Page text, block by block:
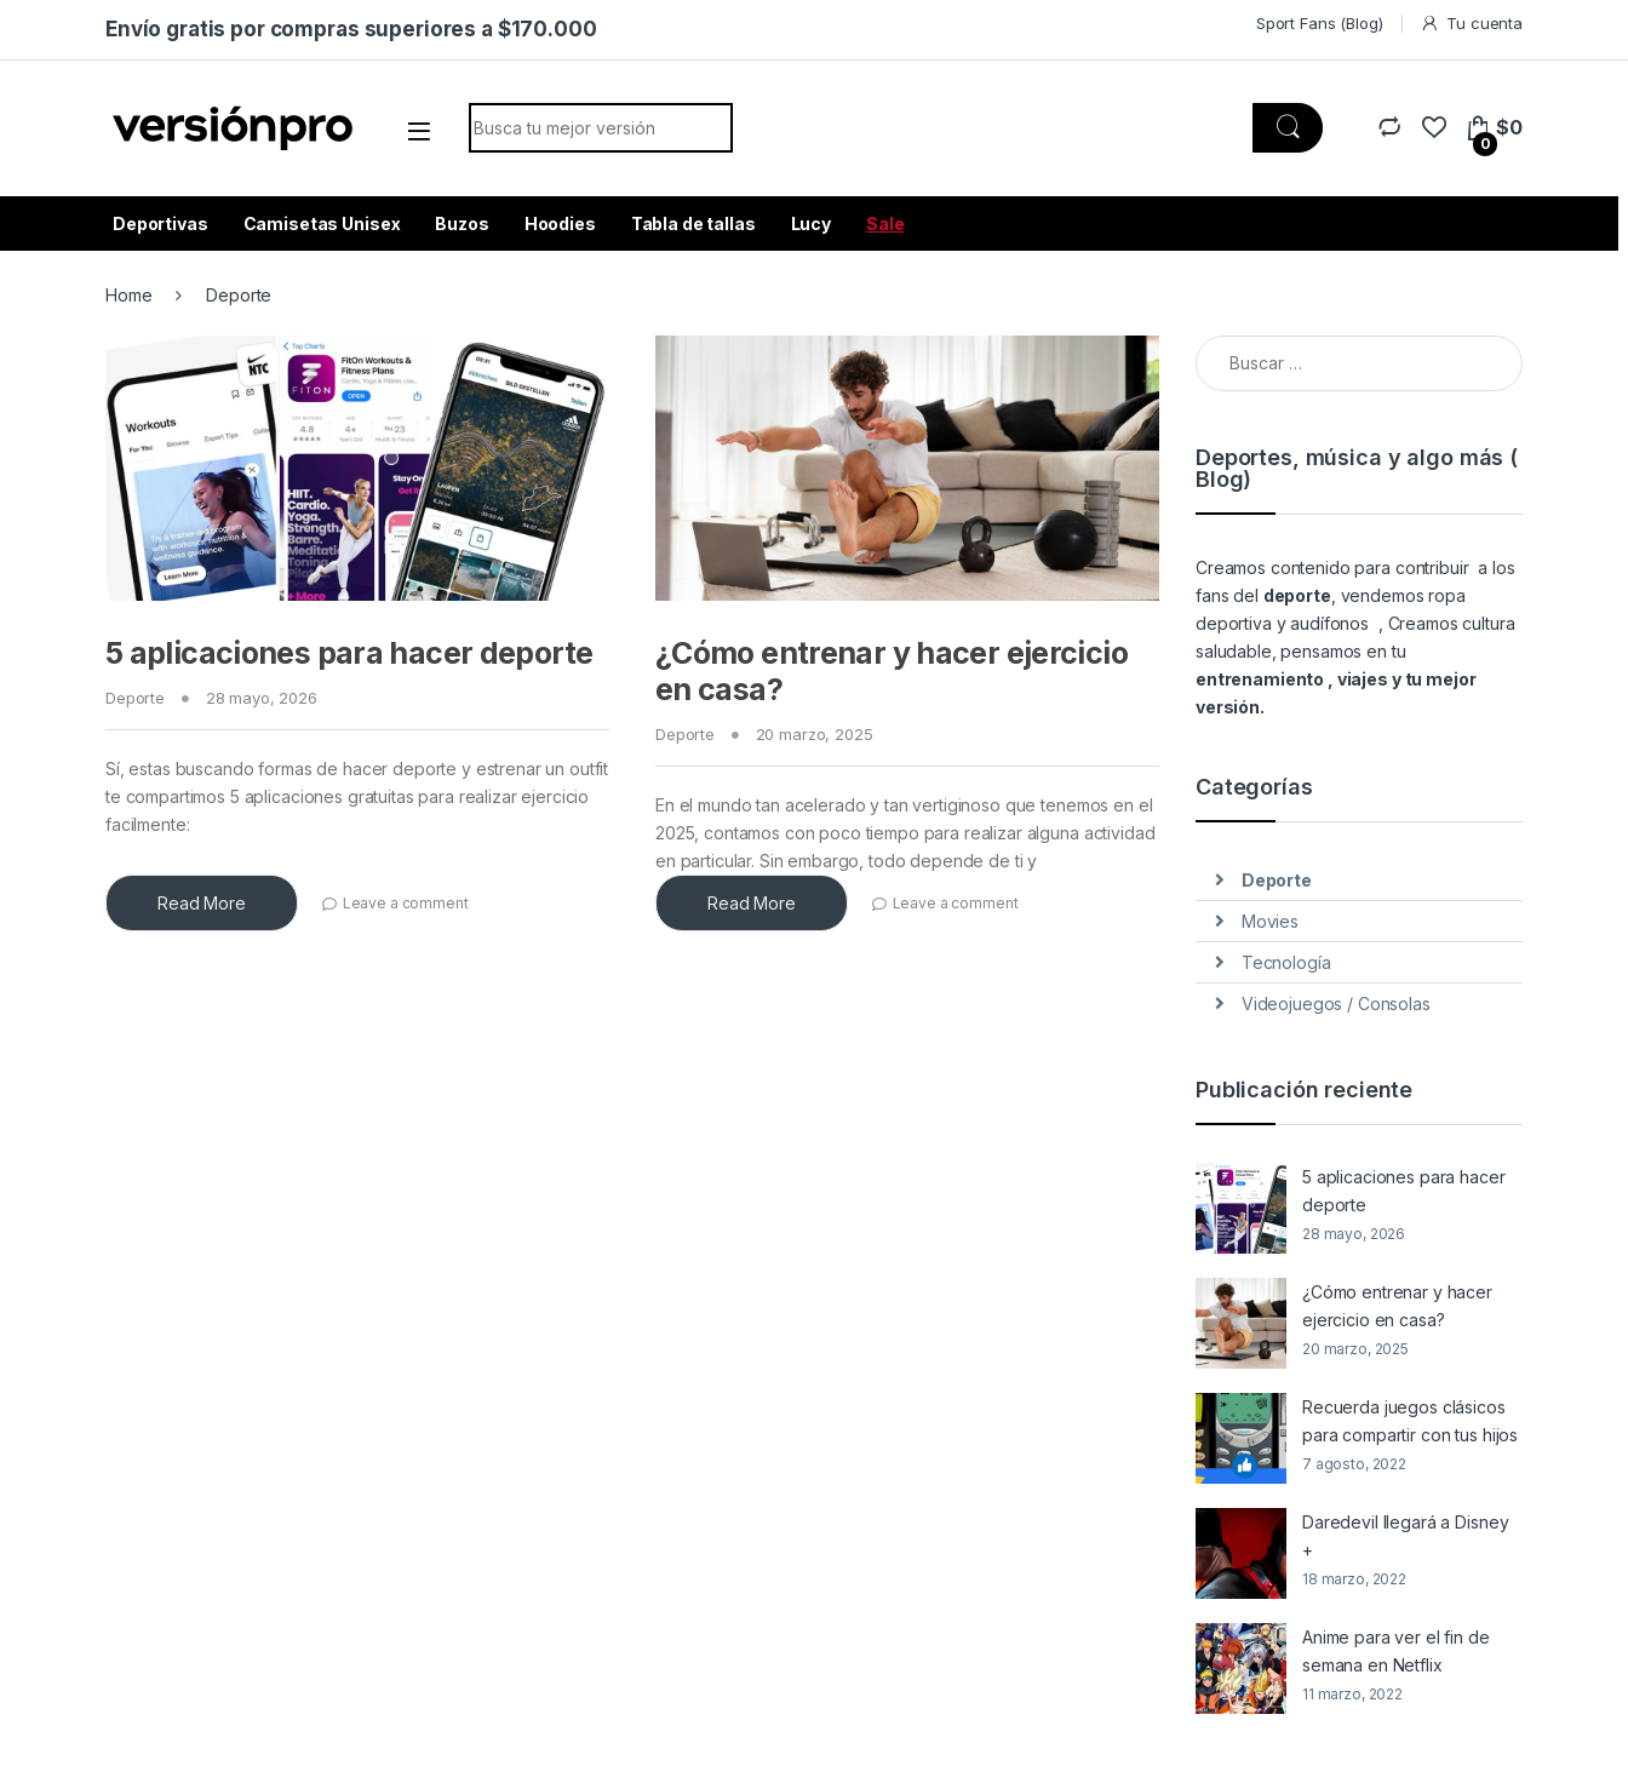
Envío gratis por compras superiores a $170.000 Sport Fans (Blog) Tu cuenta
Search for:
0
$0
Deportivas Camisetas Unisex Buzos Hoodies Tabla de tallas Lucy Sale
Home Deporte
5 aplicaciones para hacer deporte
Deporte 28 mayo, 2026
Sí, estas buscando formas de hacer deporte y estrenar un outfit
te compartimos 5 aplicaciones gratuitas para realizar ejercicio
facilmente:
Read More Leave a comment
¿Cómo entrenar y hacer ejercicio
en casa?
Deporte 20 marzo, 2025
En el mundo tan acelerado y tan vertiginoso que tenemos en el
2025, contamos con poco tiempo para realizar alguna actividad
en particular. Sin embargo, todo depende de ti y
Read More Leave a comment
Buscar:
Deportes, música y algo más (
Blog)
Creamos contenido para contribuir a los
fans del deporte , vendemosropa
deportiva y audífonos , Creamos cultura
saludable, pensamos en tu
entrenamiento , viajes y tu mejor
versión.
Categorías
Deporte
Movies
Tecnología
Videojuegos / Consolas
Publicación reciente
5 aplicaciones para hacer
deporte
28 mayo, 2026
¿Cómo entrenar y hacer
ejercicio en casa?
20 marzo, 2025
Recuerda juegos clásicos
para compartir con tus hijos
7 agosto, 2022
Daredevil llegará a Disney
+
18 marzo, 2022
Anime para ver el fin de
semana en Netflix
11 marzo, 2022